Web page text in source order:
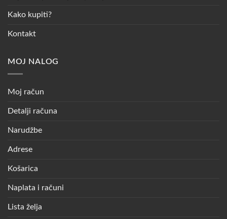
Kako kupiti?
Kontakt
MOJ NALOG
Moj račun
Detalji računa
Narudžbe
Adrese
Košarica
Naplata i računi
Lista želja